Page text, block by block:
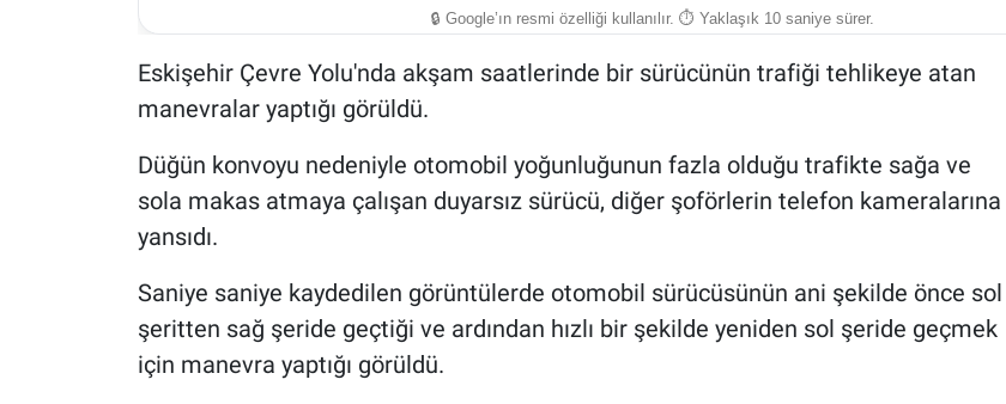
🔒 Google’ın resmi özelliği kullanılır. ⏱ Yaklaşık 10 saniye sürer.
Eskişehir Çevre Yolu'nda akşam saatlerinde bir sürücünün trafiği tehlikeye atan
manevralar yaptığı görüldü.
Düğün konvoyu nedeniyle otomobil yoğunluğunun fazla olduğu trafikte sağa ve
sola makas atmaya çalışan duyarsız sürücü, diğer şoförlerin telefon kameralarına
yansıdı.
Saniye saniye kaydedilen görüntülerde otomobil sürücüsünün ani şekilde önce sol
şeritten sağ şeride geçtiği ve ardından hızlı bir şekilde yeniden sol şeride geçmek
için manevra yaptığı görüldü.